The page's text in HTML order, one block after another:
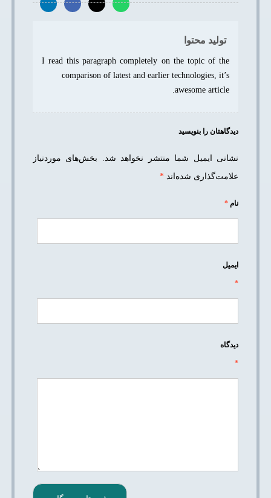
تولید محتوا
I read this paragraph completely on the topic of the
comparison of latest and earlier technologies, it’s
awesome article.
دیدگاهتان را بنویسید
نشانی ایمیل شما منتشر نخواهد شد.
بخش‌های موردنیاز
علامت‌گذاری شده‌اند *
نام *
ایمیل
*
دیدگاه
*